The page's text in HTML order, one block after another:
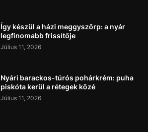
Így készül a házi meggyszörp: a nyár
legfinomabb frissítője
Július 11, 2026
Nyári barackos-túrós pohárkrém: puha
piskóta kerül a rétegek közé
Július 11, 2026